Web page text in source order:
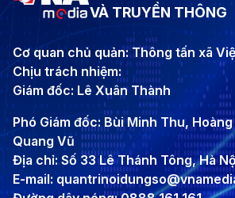
VÀ TRUYỀN THÔNG
Cơ quan chủ quản: Thông tấn xã
Chịu trách nhiệm:
Giám đốc: Lê Xuân Thành
Phó Giám đốc: Bùi Minh Thu,
Quang Vũ
Địa chỉ: Số 33 Lê Thánh Tông, Hà
E-mail: